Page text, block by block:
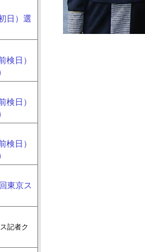
日）選
検日）
検日）
検日）
東京ス
記者ク